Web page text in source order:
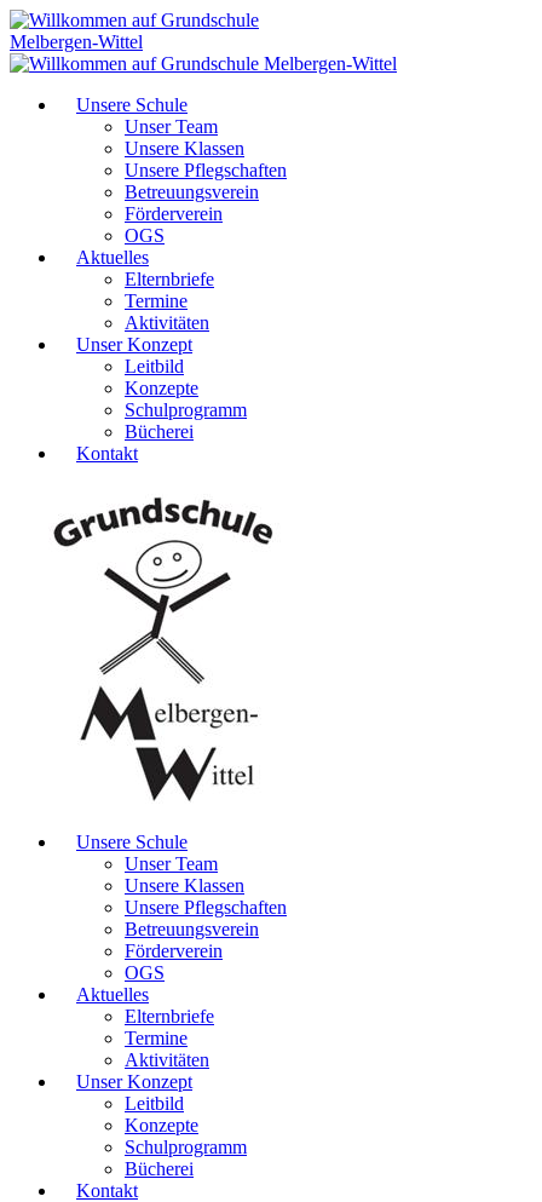
Unsere Schule
Unser Team
Unsere Klassen
Unsere Pflegschaften
Betreuungsverein
Förderverein
OGS
Aktuelles
Elternbriefe
Termine
Aktivitäten
Unser Konzept
Leitbild
Konzepte
Schulprogramm
Bücherei
Kontakt
Unsere Schule
Unser Team
Unsere Klassen
Unsere Pflegschaften
Betreuungsverein
Förderverein
OGS
Aktuelles
Elternbriefe
Termine
Aktivitäten
Unser Konzept
Leitbild
Konzepte
Schulprogramm
Bücherei
Kontakt